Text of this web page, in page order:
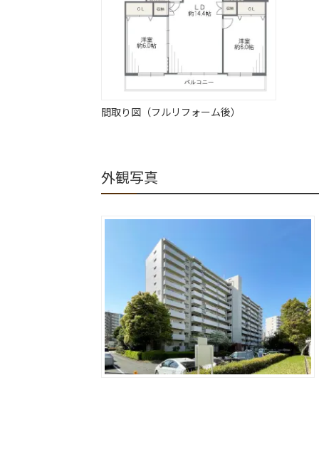
間取り図（フルリフォーム後）
外観写真